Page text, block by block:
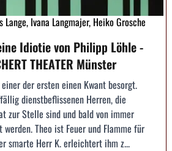
Lange, Ivana Langmajer, Heiko Grosche
Idiotie von Philipp Löhle -
THEATER Münster
der ersten einen Kwant besorgt.
dienstbeflissenen Herren, die
zur Stelle sind und bald von immer
Theo ist Feuer und Flamme für
smarte Herr K. erleichtert ihm z...